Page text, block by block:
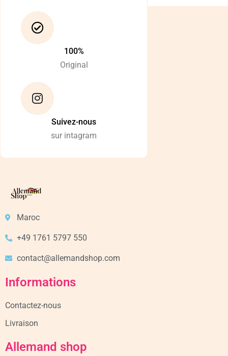
100%
Original
Suivez-nous
sur intagram
Maroc
+49 1761 5797 550
contact@allemandshop.com
Informations
Contactez-nous
Livraison
Allemand shop